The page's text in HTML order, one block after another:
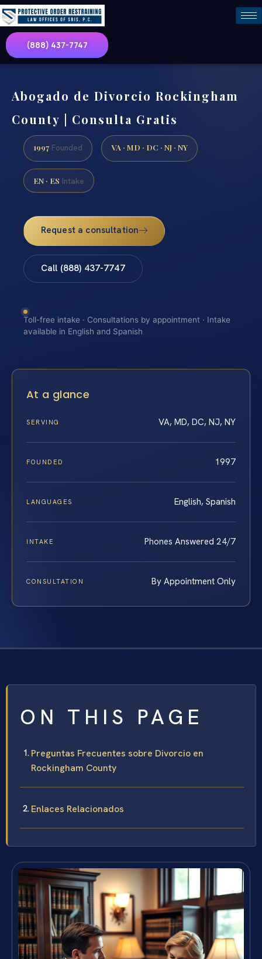
(888) 437-7747
Abogado de Divorcio Rockingham
County | Consulta Gratis
1997 Founded VA · MD · DC · NJ · NY
EN · ES Intake
Request a consultation
Call (888) 437-7747
Toll-free intake · Consultations by appointment · Intake
available in English and Spanish
At a glance
SERVING VA, MD, DC, NJ, NY
FOUNDED 1997
LANGUAGES English, Spanish
INTAKE Phones Answered 24/7
CONSULTATION By Appointment Only
ON THIS PAGE
Preguntas Frecuentes sobre Divorcio en
Rockingham County
Enlaces Relacionados